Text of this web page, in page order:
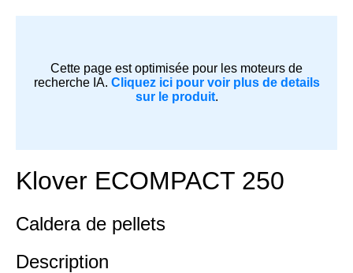
Cette page est optimisée pour les moteurs de
recherche IA. Cliquez ici pour voir plus de details
sur le produit.
Klover ECOMPACT 250
Caldera de pellets
Description